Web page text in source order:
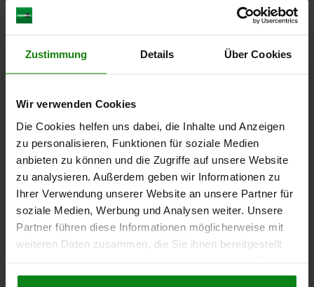
Zustimmung Details Über Cookies
Wir verwenden Cookies
Die Cookies helfen uns dabei, die Inhalte und Anzeigen
zu personalisieren, Funktionen für soziale Medien
anbieten zu können und die Zugriffe auf unsere Website
zu analysieren. Außerdem geben wir Informationen zu
Ihrer Verwendung unserer Website an unsere Partner für
soziale Medien, Werbung und Analysen weiter. Unsere
Partner führen diese Informationen möglicherweise mit
weiteren Daten zusammen, die Sie ihnen bereitgestellt
gesammelt haben.Cookie Richtlinien
T-GRIFF HYGIENIC USIT® D=M08, A=75,3, B=17,7,
D3=17,8
H1=24,9 GEWINDETIEFE=12
Bestellnummer: 06648-01-7508
17,40 €
zzgl. Versandkosten
DETAILS